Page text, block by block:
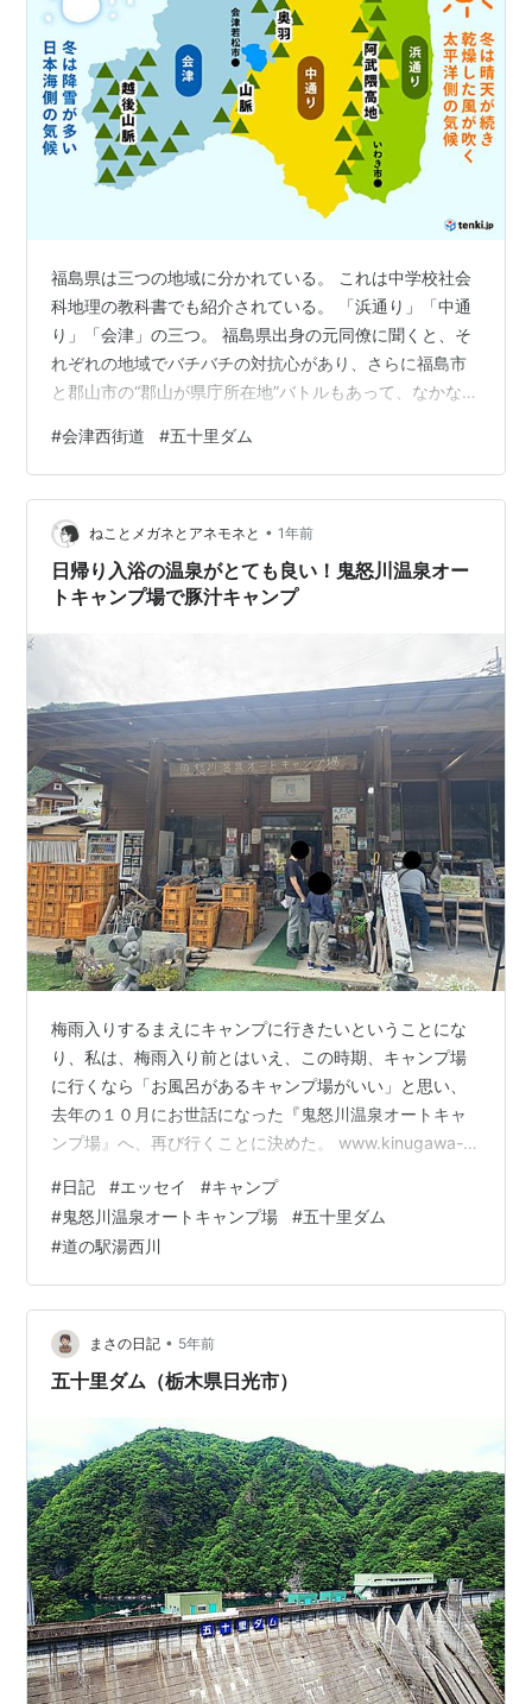
福島県は三つの地域に分かれている。 これは中学校社会
科地理の教科書でも紹介されている。 「浜通り」「中通
り」「会津」の三つ。 福島県出身の元同僚に聞くと、そ
れぞれの地域でバチバチの対抗心があり、さらに福島市
と郡山市の“郡山が県庁所在地”バトルもあって、なかなか
地域へ向かう。 北関東、茨城・栃木・群馬が県境を接し
ているのだが、皆さん、ご存知の通り群馬からは車で行
けない（尾瀬がある）ので、改めてポピュラーな路線を
紹介すると、浜通りは茨城から国道６号、中通りは栃木
から国道４号、そして会津が栃木から国道１２１号にな
る。 さて、浜通り（６号）には「勿来…
#会津西街道 #五十里ダム
ねことメガネとアネモネと • 1年前
日帰り入浴の温泉がとても良い！鬼怒川温泉オー
トキャンプ場で豚汁キャンプ
梅雨入りするまえにキャンプに行きたいということにな
り、私は、梅雨入り前とはいえ、この時期、キャンプ場
に行くなら「お風呂があるキャンプ場がいい」と思い、
去年の１０月にお世話になった『鬼怒川温泉オートキャ
ンプ場』へ、再び行くことに決めた。 www.kinugawa-
く、相方が初めての『コテージ』でキャンプをすること
にした（私は１度経験あり）。 コテージとバンガローの
違いとは、コテージは、冷蔵庫や照明、キッチンなどの
設備が整っているのがコテージ、バンガローは、そうい
う設備がなく、寝るためだけの部屋、みたいな感じ。 鬼
怒川温泉オートキャンプ場に…
#日記 #エッセイ #キャンプ
#鬼怒川温泉オートキャンプ場 #五十里ダム
#道の駅湯西川
まさの日記 • 5年前
五十里ダム（栃木県日光市）